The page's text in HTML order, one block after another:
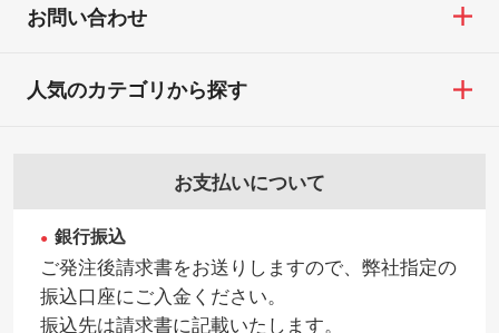
お問い合わせ
お支払いについて
銀行振込
ご発注後請求書をお送りしますので、弊社指定の
振込口座にご入金ください。
振込先は請求書に記載いたします。
人気のカテゴリから探す